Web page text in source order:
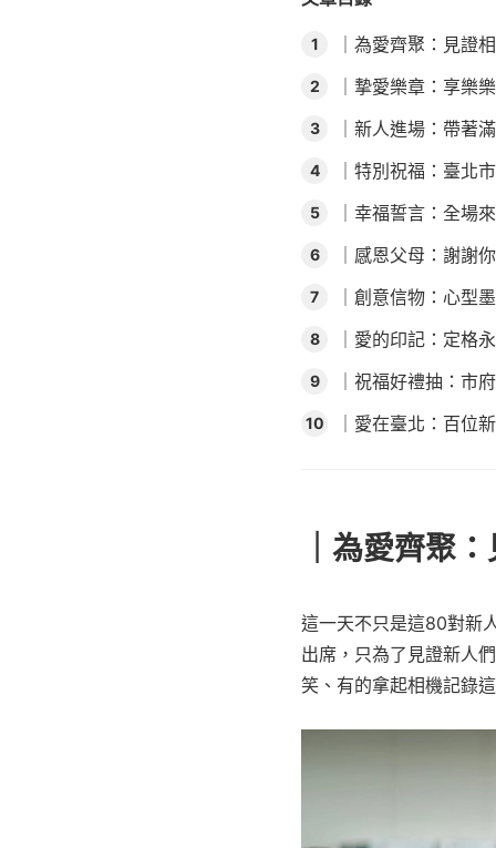
1 ｜為愛齊聚：見證
2 ｜摯愛樂章：享樂
3 ｜新人進場：帶著
4 ｜特別祝福：臺北
5 ｜幸福誓言：全場
6 ｜感恩父母：謝謝
7 ｜創意信物：心型
8 ｜愛的印記：定格
9 ｜祝福好禮抽：市
10 ｜愛在臺北：百位
｜為愛齊聚
這一天不只是這80對新
出席，只為了見證新人
笑、有的拿起相機記錄